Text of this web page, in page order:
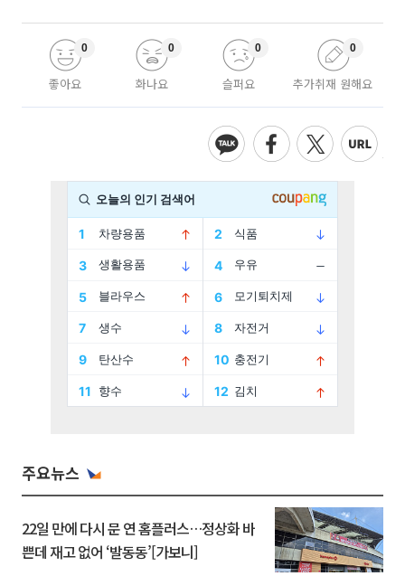
좋아요
0
화나요
0
슬퍼요
0
추가취재 원해요
0
주요뉴스
22일 만에 다시 문 연 홈플러스…정상화 바
쁜데 재고 없어 ‘발동동’[가보니]